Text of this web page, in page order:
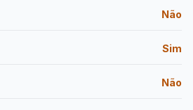
Não
Sim
Não